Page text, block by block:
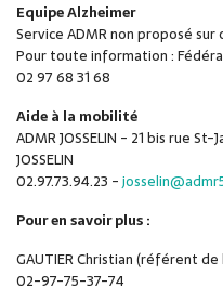
Equipe Alzheimer
Service ADMR non proposé
Pour toute information :
02 97 68 31 68
Aide à la mobilité
ADMR JOSSELIN - 21 bis rue
JOSSELIN
02.97.73.94.23 -
Pour en savoir plus :
GAUTIER Christian (référent de
02-97-75-37-74